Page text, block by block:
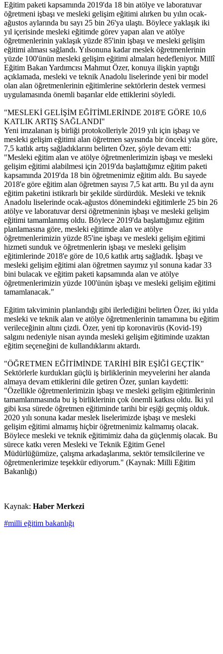
Eğitim paketi kapsamında 2019'da 18 bin atölye ve laboratuvar
öğretmeni işbaşı ve mesleki gelişim eğitimi alırken bu yılın ocak-
ağustos aylarında bu sayı 25 bin 26'ya ulaştı. Böylece yaklaşık iki
yıl içerisinde mesleki eğitimde görev yapan alan ve atölye
öğretmenlerinin yaklaşık yüzde 85'inin işbaşı ve mesleki gelişim
eğitimi alması sağlandı. Yılsonuna kadar meslek öğretmenlerinin
yüzde 100'ünün mesleki gelişim eğitimi almaları hedefleniyor. Millî
Eğitim Bakan Yardımcısı Mahmut Özer, konuya ilişkin yaptığı
açıklamada, mesleki ve teknik Anadolu liselerinde yeni bir model
olan alan öğretmenlerinin eğitimlerine sektörlerin destek vermesi
uygulamasında önemli başarılar elde ettiklerini söyledi.
"MESLEKİ GELİŞİM EĞİTİMLERİNDE 2018'E GÖRE 10,6
KATLIK ARTIŞ SAĞLANDI"
Yeni imzalanan iş birliği protokolleriyle 2019 yılı için işbaşı ve
mesleki gelişim eğitimi alan öğretmen sayısında bir önceki yıla göre,
7,5 katlık artış sağladıklarını belirten Özer, şöyle devam etti:
"Mesleki eğitim alan ve atölye öğretmenlerimizin işbaşı ve mesleki
gelişim eğitimi alabilmesi için 2019'da başlattığımız eğitim paketi
kapsamında 2019'da 18 bin öğretmenimiz eğitim aldı. Bu sayede
2018'e göre eğitim alan öğretmen sayısı 7,5 kat arttı. Bu yıl da aynı
eğitim paketini istikrarlı bir şekilde sürdürdük. Mesleki ve teknik
Anadolu liselerinde ocak-ağustos dönemindeki eğitimlerle 25 bin 26
atölye ve laboratuvar dersi öğretmeninin işbaşı ve mesleki gelişim
eğitimi tamamlanmış oldu. Böylece 2019'da başlattığımız eğitim
planlamasına göre, mesleki eğitimde alan ve atölye
öğretmenlerimizin yüzde 85'ine işbaşı ve mesleki gelişim eğitimi
hizmeti sunduk ve öğretmenlerin işbaşı ve mesleki gelişim
eğitimlerinde 2018'e göre de 10,6 katlık artış sağladık. İşbaşı ve
mesleki gelişim eğitimi alan öğretmen sayımız yıl sonuna kadar 33
bini bulacak ve eğitim paketi kapsamında alan ve atölye
öğretmenlerimizin yüzde 100'ünün işbaşı ve mesleki gelişim eğitimi
tamamlanacak."
Eğitim takviminin planlandığı gibi ilerlediğini belirten Özer, iki yılda
mesleki ve teknik alan ve atölye öğretmenlerinin tamamına bu eğitim
verileceğinin altını çizdi. Özer, yeni tip koronavirüs (Kovid-19)
salgını nedeniyle nisan ayında mesleki gelişim eğitiminde uzaktan
eğitim seçeneğini de kullandıklarını aktardı.
"ÖĞRETMEN EĞİTİMİNDE TARİHİ BİR EŞİĞİ GEÇTİK"
Sektörlerle kurdukları güçlü iş birliklerinin meyvelerini her alanda
almaya devam ettiklerini dile getiren Özer, şunları kaydetti:
"Özellikle öğretmenlerimizin işbaşı ve mesleki gelişim eğitimlerinin
tamamlanmasında bu iş birliklerinin çok önemli katkısı oldu. İki yıl
gibi kısa sürede öğretmen eğitiminde tarihi bir eşiği geçmiş olduk.
2020 yılı sonuna kadar meslek liselerimizde işbaşı ve mesleki
gelişim eğitimi almamış hiçbir öğretmenimiz kalmamış olacak.
Böylece mesleki ve teknik eğitimimiz daha da güçlenmiş olacak. Bu
sürece katkı veren Mesleki ve Teknik Eğitim Genel
Müdürlüğümüze, çalışma arkadaşlarıma, sektör temsilcilerine ve
öğretmenlerimize teşekkür ediyorum." (Kaynak: Milli Eğitim
Bakanlığı)
Kaynak: Haber Merkezi
#milli eğitim bakanlığı